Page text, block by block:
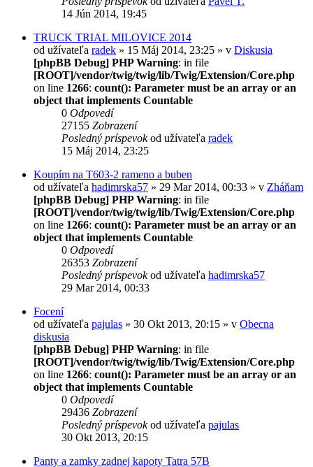
14 Jún 2014, 19:45
TRUCK TRIAL MILOVICE 2014
od užívateľa radek » 15 Máj 2014, 23:25 » v Diskusia
[phpBB Debug] PHP Warning: in file
[ROOT]/vendor/twig/twig/lib/Twig/Extension/Core.php
on line 1266: count(): Parameter must be an array or an
object that implements Countable
0 Odpovedí
27155 Zobrazení
Posledný príspevokod užívateľa radek
15 Máj 2014, 23:25
Koupím na T603-2 rameno a buben
od užívateľa hadimrska57 » 29 Mar 2014, 00:33 » v Zháňam
[phpBB Debug] PHP Warning: in file
[ROOT]/vendor/twig/twig/lib/Twig/Extension/Core.php
on line 1266: count(): Parameter must be an array or an
object that implements Countable
0 Odpovedí
26353 Zobrazení
Posledný príspevokod užívateľa hadimrska57
29 Mar 2014, 00:33
Focení
od užívateľa pajulas » 30 Okt 2013, 20:15 » v Obecna
diskusia
[phpBB Debug] PHP Warning: in file
[ROOT]/vendor/twig/twig/lib/Twig/Extension/Core.php
on line 1266: count(): Parameter must be an array or an
object that implements Countable
0 Odpovedí
29436 Zobrazení
Posledný príspevokod užívateľa pajulas
30 Okt 2013, 20:15
Panty a zamky zadnej kapoty Tatra 57B